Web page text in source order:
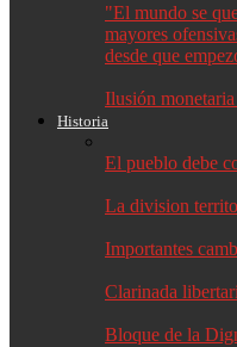
"El mundo se
mayores
desde que
Ilusión monetaria
Historia
El pueblo debe
La division
Importantes
Clarinada
Bloque de la